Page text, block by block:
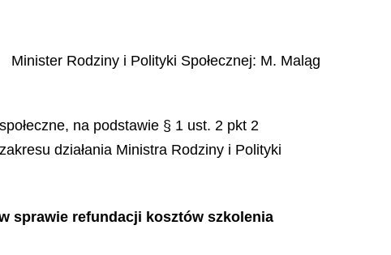
Minister Rodziny i Polityki Społecznej: M. Maląg
na podstawie § 1 ust. 2 pkt 2
działania Ministra Rodziny i Polityki
sprawie refundacji kosztów szkolenia